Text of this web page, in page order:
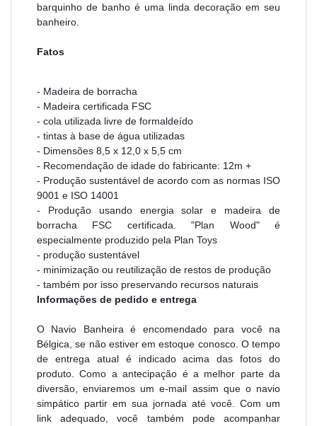
barquinho de banho é uma linda decoração em seu
banheiro.
Fatos
- Madeira de borracha
- Madeira certificada FSC
- cola utilizada livre de formaldeído
- tintas à base de água utilizadas
- Dimensões 8,5 x 12,0 x 5,5 cm
- Recomendação de idade do fabricante: 12m +
- Produção sustentável de acordo com as normas ISO
9001 e ISO 14001
- Produção usando energia solar e madeira de
borracha FSC certificada. "Plan Wood" é
especialmente produzido pela Plan Toys
- produção sustentável
- minimização ou reutilização de restos de produção
- também por isso preservando recursos naturais
Informações de pedido e entrega
O Navio Banheira é encomendado para você na
Bélgica, se não estiver em estoque conosco. O tempo
de entrega atual é indicado acima das fotos do
produto. Como a antecipação é a melhor parte da
diversão, enviaremos um e-mail assim que o navio
simpático partir em sua jornada até você. Com um
link adequado, você também pode acompanhar